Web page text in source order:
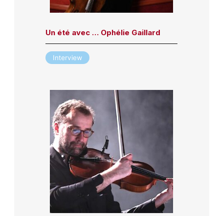
Un été avec … Ophélie Gaillard
Interview